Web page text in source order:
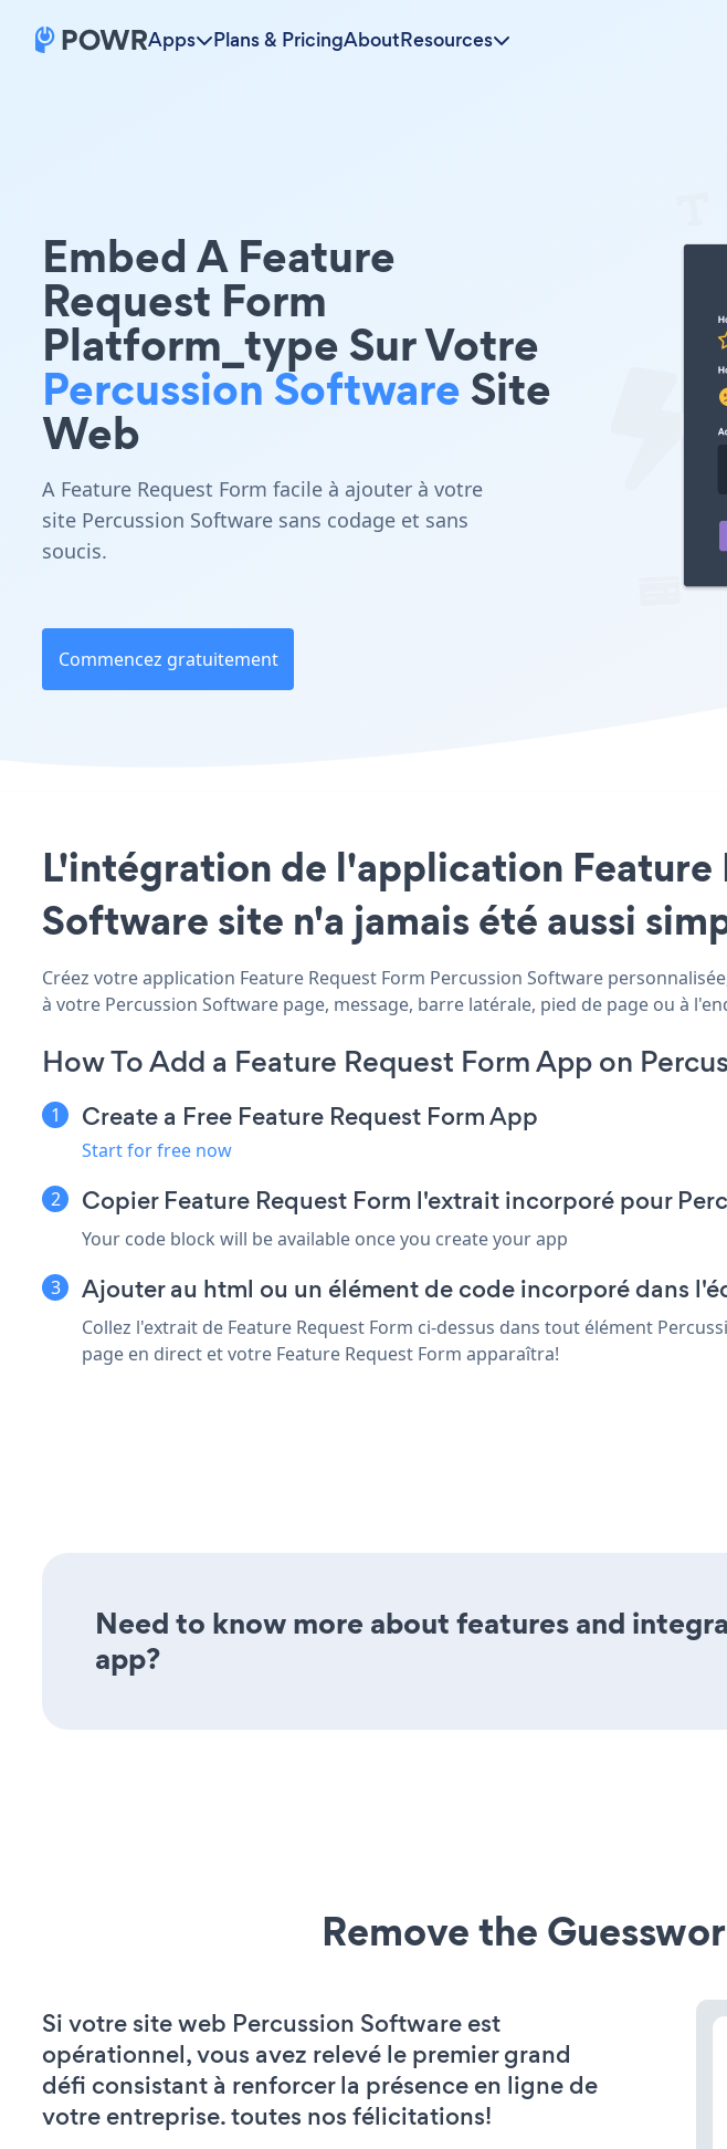
Apps Plans & PricingAboutResources
Embed A Feature
Request Form
Platform_type Sur Votre
Percussion SoftwareSite
Web
A Feature Request Form facile à ajouter à votre
site Percussion Software sans codage et sans
soucis.
Commencez gratuitement
L'intégration de l'application Feature
Software site n'a jamais été aussi
Créez votre application Feature Request Form Percussion Software
à votre Percussion Software page, message, barre latérale, pied de page ou à
How To Add a Feature Request Form App on
Create a Free Feature Request Form App
Start for free now
Copier Feature Request Form l'extrait incorporé pour
Your code block will be available once you create your app
Ajouter au html ou un élément de code incorporé dans
Collez l'extrait de Feature Request Form ci-dessus dans tout élément
page en direct et votre Feature Request Form apparaîtra!
Need to know more about features and
app?
Remove the
Si votre site web Percussion Software est
opérationnel, vous avez relevé le premier grand
défi consistant à renforcer la présence en ligne de
votre entreprise. toutes nos félicitations!